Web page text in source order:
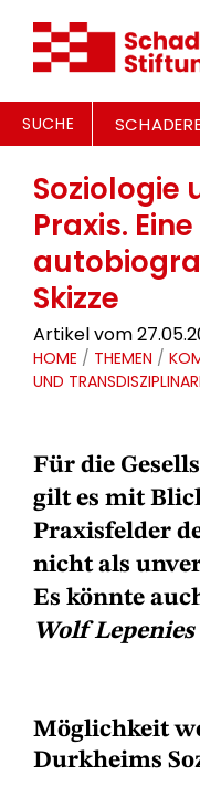
SUCHE
Soziologie
Praxis. Eine
Skizze
Artikel vom
HOME / THEMEN /
UND
Für die
gilt es mit
Praxisfelder
nicht als
Es könnte
Wolf Lepenies
Möglichkeit
Durkheims